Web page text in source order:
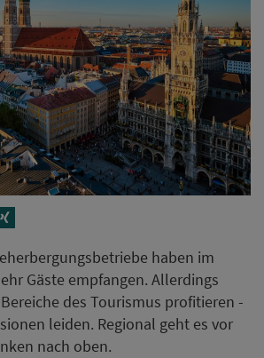
haben im
Gäste empfangen. Allerdings
des Tourismus profitieren -
leiden. Regional geht es vor
nach oben.